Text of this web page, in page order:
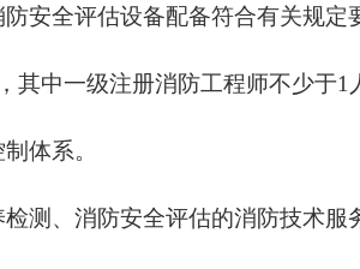
安全评估设备配备符合有关规定
其中一级注册消防工程师不少于1
体系。
测、消防安全评估的消防技术服